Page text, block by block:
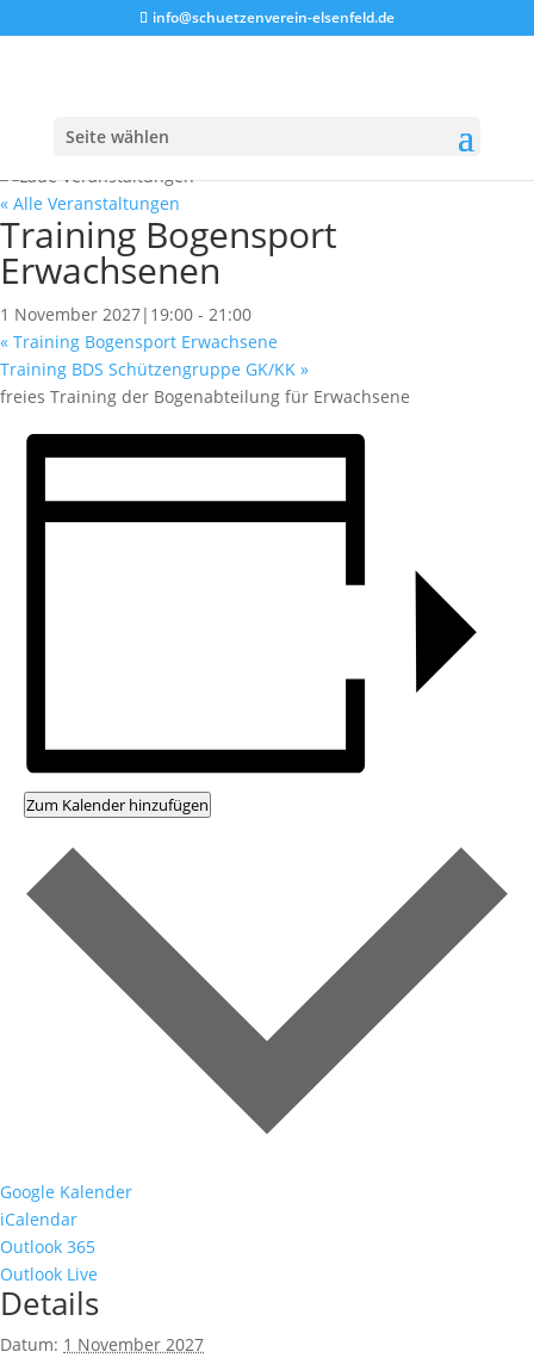
info@schuetzenverein-elsenfeld.de
Seite wählen
« Alle Veranstaltungen
Training Bogensport
Erwachsenen
1 November 2027|19:00 - 21:00
« Training Bogensport Erwachsene
Training BDS Schützengruppe GK/KK »
freies Training der Bogenabteilung für Erwachsene
Zum Kalender hinzufügen
Google Kalender
iCalendar
Outlook 365
Outlook Live
Details
Datum: 1 November 2027